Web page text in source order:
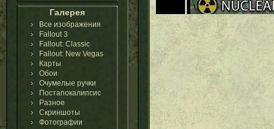
Галерея
Все изображения
Fallout 3
Fallout: Classic
Fallout: New Vegas
Карты
Обои
Очумелые ручки
Постапокалипсис
Разное
Скриншоты
Фотографии